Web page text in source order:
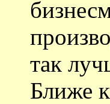
так
Ближе